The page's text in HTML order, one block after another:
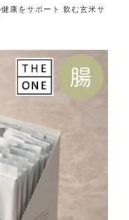
康をサポート 飲む玄米サ